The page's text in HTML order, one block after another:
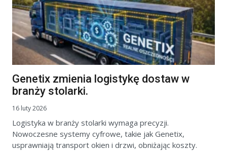
Genetix zmienia logistykę dostaw w
branży stolarki.
16 luty 2026
Logistyka w branży stolarki wymaga precyzji.
Nowoczesne systemy cyfrowe, takie jak Genetix,
usprawniają transport okien i drzwi, obniżając koszty.